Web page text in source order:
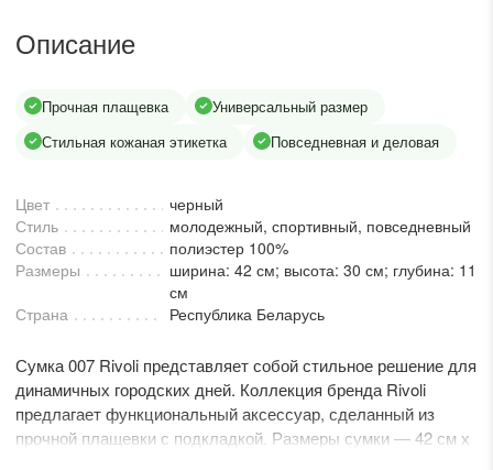
KZT RUB
Описание
Прочная плащевка
Универсальный размер
Стильная кожаная этикетка
Повседневная и деловая
Цвет
черный
Стиль
молодежный, спортивный, повседневный
Состав
полиэстер 100%
Размеры
ширина: 42 см; высота: 30 см; глубина: 11
см
Страна
Республика Беларусь
Сумка 007 Rivoli представляет собой стильное решение для
динамичных городских дней. Коллекция бренда Rivoli
предлагает функциональный аксессуар, сделанный из
прочной плащевки с подкладкой. Размеры сумки — 42 см х